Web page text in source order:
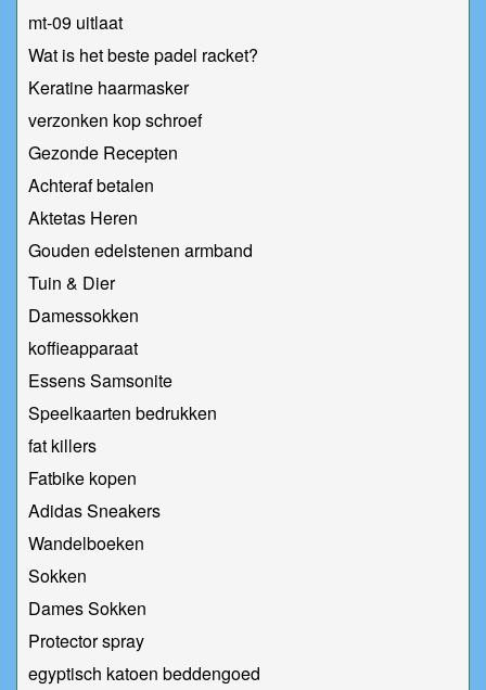
mt-09 uitlaat
Wat is het beste padel racket?
Keratine haarmasker
verzonken kop schroef
Gezonde Recepten
Achteraf betalen
Aktetas Heren
Gouden edelstenen armband
Tuin & Dier
Damessokken
koffieapparaat
Essens Samsonite
Speelkaarten bedrukken
fat killers
Fatbike kopen
Adidas Sneakers
Wandelboeken
Sokken
Dames Sokken
Protector spray
egyptisch katoen beddengoed